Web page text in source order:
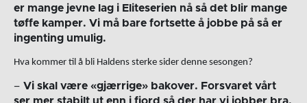
er mange jevne lag i Eliteserien nå så det blir mange
tøffe kamper. Vi må bare fortsette å jobbe på så er
ingenting umulig.
Hva kommer til å bli Haldens sterke sider denne sesongen?
– Vi skal være «gjærrige» bakover. Forsvaret vårt